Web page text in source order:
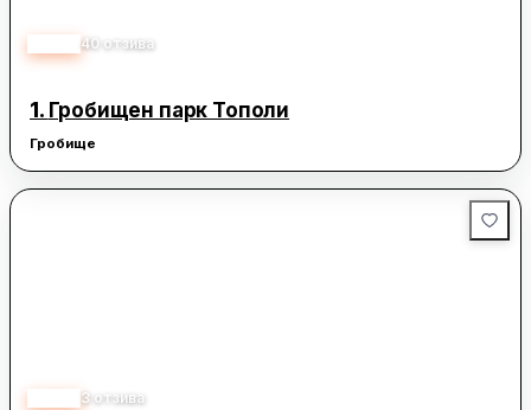
40 отзива
1. Гробищен парк Тополи
Гробище
3 отзива